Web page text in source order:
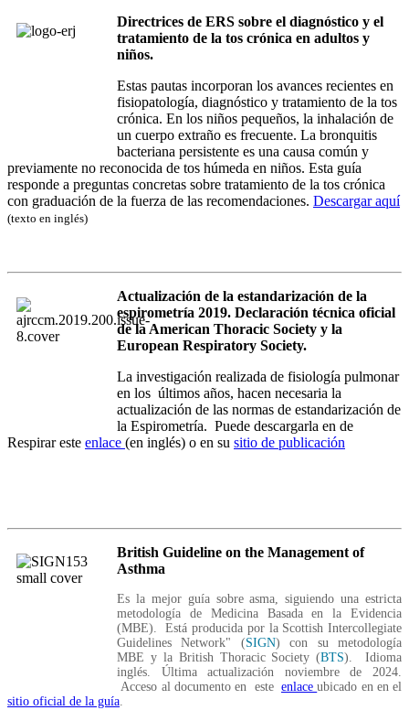
Directrices de ERS sobre el diagnóstico y el
tratamiento de la tos crónica en adultos y
niños.
Estas pautas incorporan los avances recientes en
fisiopatología, diagnóstico y tratamiento de la tos
crónica. En los niños pequeños, la inhalación de
un cuerpo extraño es frecuente. La bronquitis
bacteriana persistente es una causa común y
previamente no reconocida de tos húmeda en niños. Esta guía
responde a preguntas concretas sobre tratamiento de la tos crónica
con graduación de la fuerza de las recomendaciones. Descargar aquí
(texto en inglés)
Actualización de la estandarización de la
espirometría 2019. Declaración técnica oficial
de la American Thoracic Society y la
European Respiratory Society.
La investigación realizada de fisiología pulmonar
en los últimos años, hacen necesaria la
actualización de las normas de estandarización de
la Espirometría. Puede descargarla en de
Respirar este enlace (en inglés) o en su sitio de publicación
British Guideline on the Management of
Asthma
Es la mejor guía sobre asma, siguiendo una estricta
metodología de Medicina Basada en la Evidencia
(MBE). Está producida por la Scottish Intercollegiate
Guidelines Network" (SIGN) con su metodología
MBE y la British Thoracic Society (BTS). Idioma
inglés. Última actualización noviembre de 2024.
Acceso al documento en este enlaceubicado en en el
sitio oficial de la guía